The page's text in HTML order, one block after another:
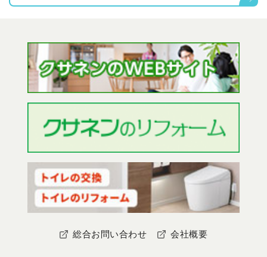
総合お問い合わせ 会社概要